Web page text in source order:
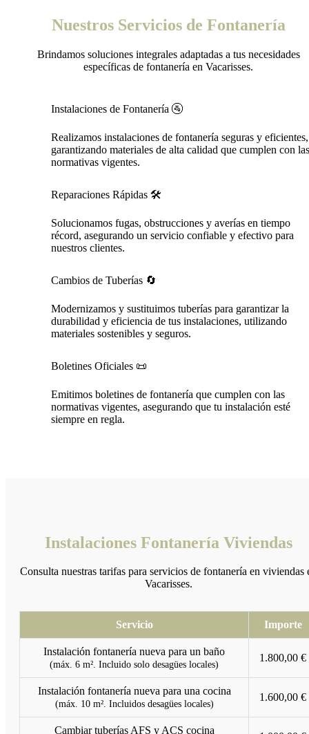
Nuestros Servicios de Fontanería
Brindamos soluciones integrales adaptadas a tus necesidades
específicas de fontanería en Vacarisses.
Instalaciones de Fontanería 🚰
Realizamos instalaciones de fontanería seguras y eficientes,
garantizando materiales de alta calidad que cumplen con las
normativas vigentes.
Reparaciones Rápidas 🛠️
Solucionamos fugas, obstrucciones y averías en tiempo
récord, asegurando un servicio confiable y efectivo para
nuestros clientes.
Cambios de Tuberías 🔄
Modernizamos y sustituimos tuberías para garantizar la
durabilidad y eficiencia de tus instalaciones, utilizando
materiales sostenibles y seguros.
Boletines Oficiales 📜
Emitimos boletines de fontanería que cumplen con las
normativas vigentes, asegurando que tu instalación esté
siempre en regla.
Instalaciones Fontanería Viviendas
Consulta nuestras tarifas para servicios de fontanería en viviendas
Vacarisses.
Servicio Importe
Instalación fontanería nueva para un baño
(máx. 6 m². Incluido solo desagües locales)
1.800,00 €
Instalación fontanería nueva para una cocina
(máx. 10 m². Incluidos desagües locales)
1.600,00 €
Cambiar tuberías AFS y ACS cocina